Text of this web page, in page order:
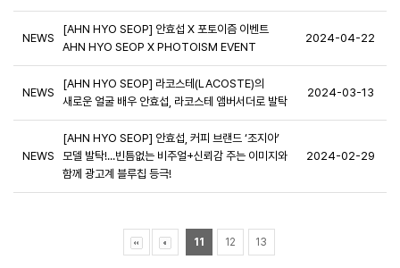
NEWS
[AHN HYO SEOP] 안효섭 X 포토이즘 이벤트
AHN HYO SEOP X PHOTOISM EVENT
2024-04-22
NEWS
[AHN HYO SEOP] 라코스테(LACOSTE)의
새로운 얼굴 배우 안효섭, 라코스테 앰버서더로 발탁
2024-03-13
NEWS
[AHN HYO SEOP] 안효섭, 커피 브랜드 ‘조지아’
모델 발탁!...빈틈없는 비주얼+신뢰감 주는 이미지와
함께 광고계 블루칩 등극!
2024-02-29
11 12 13